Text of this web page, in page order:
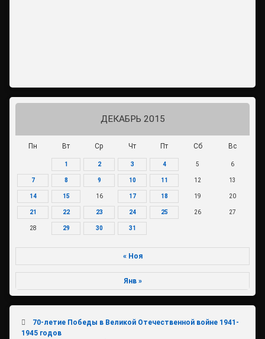
ДЕКАБРЬ 2015
Пн Вт Ср Чт Пт Сб Вс
1 2 3 4 5 6
7 8 9 10 11 12 13
14 15 16 17 18 19 20
21 22 23 24 25 26 27
28 29 30 31
« Ноя
Янв »
70-летие Победы в Великой Отечественной войне 1941-
1945 годов